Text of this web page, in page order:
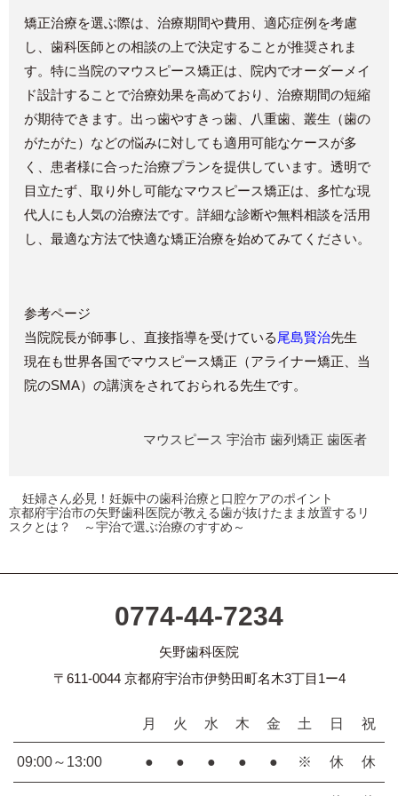
矯正治療を選ぶ際は、治療期間や費用、適応症例を考慮
し、歯科医師との相談の上で決定することが推奨されま
す。特に当院のマウスピース矯正は、院内でオーダーメイ
ド設計することで治療効果を高めており、治療期間の短縮
が期待できます。出っ歯やすきっ歯、八重歯、叢生（歯の
がたがた）などの悩みに対しても適用可能なケースが多
く、患者様に合った治療プランを提供しています。透明で
目立たず、取り外し可能なマウスピース矯正は、多忙な現
代人にも人気の治療法です。詳細な診断や無料相談を活用
し、最適な方法で快適な矯正治療を始めてみてください。
参考ページ
当院院長が師事し、直接指導を受けている 尾島賢治先生
現在も世界各国でマウスピース矯正（アライナー矯正、当
院のSMA）の講演をされておられる先生です。
マウスピース 宇治市 歯列矯正 歯医者
妊婦さん必見！妊娠中の歯科治療と口腔ケアのポイント
京都府宇治市の矢野歯科医院が教える歯が抜けたまま放置するリ
スクとは？ ～宇治で選ぶ治療のすすめ～
0774-44-7234
矢野歯科医院
〒611-0044 京都府宇治市伊勢田町名木3丁目1ー4
月 火 水 木 金 土 日 祝
09:00～13:00 ● ● ● ● ● ※ 休 休